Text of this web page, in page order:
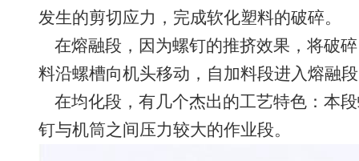
发生的剪切应力，完成软化塑料的破碎。
在熔融段，因为螺钉的推挤效果，将破
料沿螺槽向机头移动，自加料段进入熔融
在均化段，有几个杰出的工艺特色：本
钉与机筒之间压力较大的作业段。